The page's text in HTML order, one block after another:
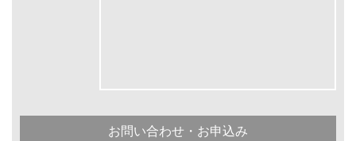
お問い合わせ・お申込み